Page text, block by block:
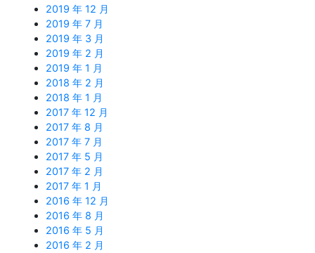
2019 年 12 月
2019 年 7 月
2019 年 3 月
2019 年 2 月
2019 年 1 月
2018 年 2 月
2018 年 1 月
2017 年 12 月
2017 年 8 月
2017 年 7 月
2017 年 5 月
2017 年 2 月
2017 年 1 月
2016 年 12 月
2016 年 8 月
2016 年 5 月
2016 年 2 月